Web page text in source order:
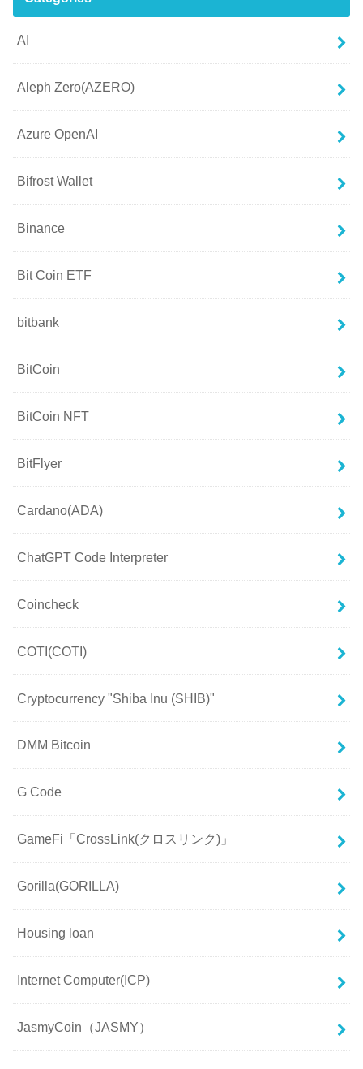
AI
Aleph Zero(AZERO)
Azure OpenAI
Bifrost Wallet
Binance
Bit Coin ETF
bitbank
BitCoin
BitCoin NFT
BitFlyer
Cardano(ADA)
ChatGPT Code Interpreter
Coincheck
COTI(COTI)
Cryptocurrency "Shiba Inu (SHIB)"
DMM Bitcoin
G Code
GameFi「CrossLink(クロスリンク)」
Gorilla(GORILLA)
Housing loan
Internet Computer(ICP)
JasmyCoin（JASMY）